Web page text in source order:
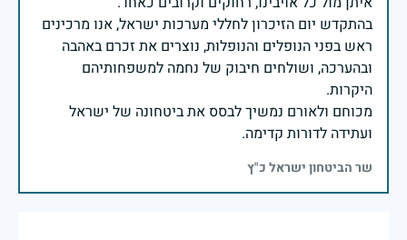
בהתקדש יום הזיכרון לחללי מערכות ישראל, אנו מרכינים
ראש בפני הנופלים והנופלות, נוצרים את זכרם באהבה
ובהערכה, ושולחים חיבוק של נחמה למשפחותיהם
מכוחם ולאורם נמשיך לבסס את ביטחונה של ישראל
ועתידה לדורות קדימה.
שר הביטחון ישראל כ"ץ